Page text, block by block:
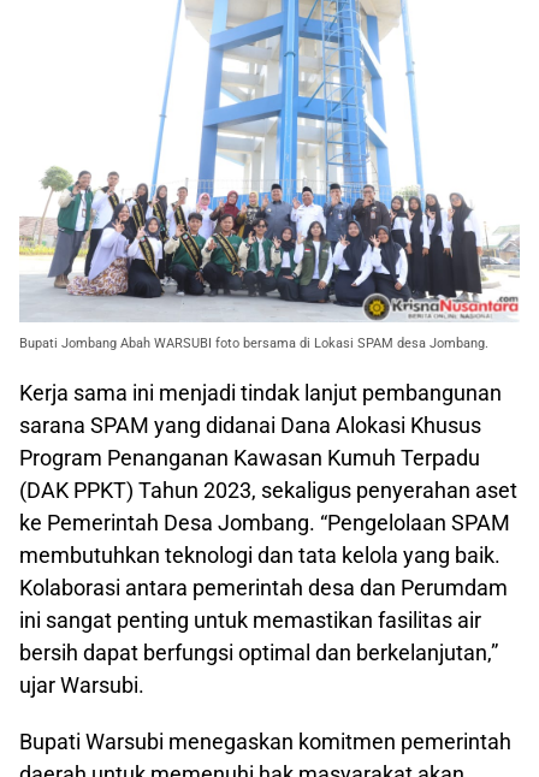
Bupati Jombang Abah WARSUBI foto bersama di Lokasi SPAM desa Jombang.
Kerja sama ini menjadi tindak lanjut pembangunan
sarana SPAM yang didanai Dana Alokasi Khusus
Program Penanganan Kawasan Kumuh Terpadu
(DAK PPKT) Tahun 2023, sekaligus penyerahan aset
ke Pemerintah Desa Jombang. “Pengelolaan SPAM
membutuhkan teknologi dan tata kelola yang baik.
Kolaborasi antara pemerintah desa dan Perumdam
ini sangat penting untuk memastikan fasilitas air
bersih dapat berfungsi optimal dan berkelanjutan,”
ujar Warsubi.
Bupati Warsubi menegaskan komitmen pemerintah